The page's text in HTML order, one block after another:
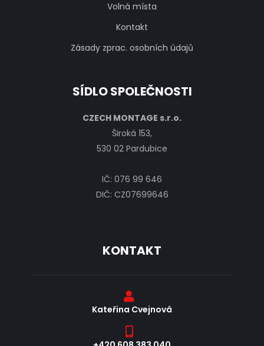
Volná místa
Kontakt
Zásady zprac. osobních údajů
SÍDLO SPOLEČNOSTI
CZECH MONTAGE s.r.o.
Široká 153,
530 02 Pardubice
IČ: 076 99 646
DIČ: CZ07699646
KONTAKT
Kateřina Cvejnová